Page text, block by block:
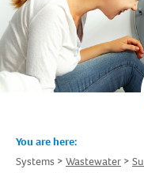
You are here:
Systems
Wastewater